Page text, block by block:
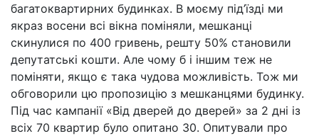
багатоквартирних будинках. В моєму під’їзді ми
якраз восени всі вікна поміняли, мешканці
скинулися по 400 гривень, решту 50% становили
депутатські кошти. Але чому б і іншим теж не
поміняти, якщо є така чудова можливість. Тож ми
обговорили цю пропозицію з мешканцями будинку.
Під час кампанії «Від дверей до дверей» за 2 дні із
всіх 70 квартир було опитано 30. Опитували про